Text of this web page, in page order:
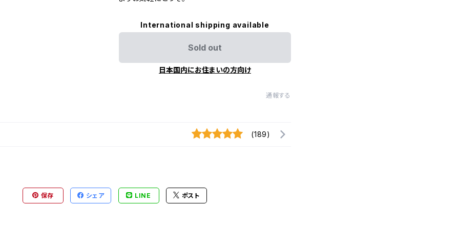
International shipping available
Sold out
日本国内にお住まいの方向け
通報する
(189)
保存 シェア LINE ポスト